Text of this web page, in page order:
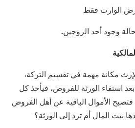
الوارث فقط
وجود أحد الزوجين.
مكانة مهمة في تقسيم التركة،
استفاء الورثة للفروض، فيأخذ كل
الأموال الباقية عن أهل الفروض
بيت المال أم ترد إلى الورثة؟